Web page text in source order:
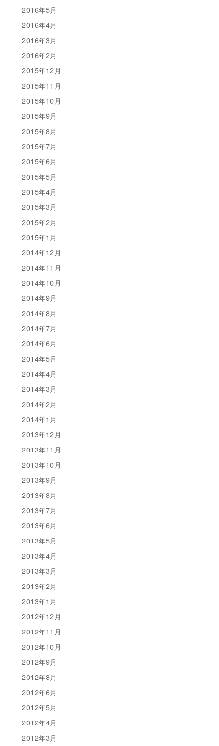
2016年5月
2016年4月
2016年3月
2016年2月
2015年12月
2015年11月
2015年10月
2015年9月
2015年8月
2015年7月
2015年6月
2015年5月
2015年4月
2015年3月
2015年2月
2015年1月
2014年12月
2014年11月
2014年10月
2014年9月
2014年8月
2014年7月
2014年6月
2014年5月
2014年4月
2014年3月
2014年2月
2014年1月
2013年12月
2013年11月
2013年10月
2013年9月
2013年8月
2013年7月
2013年6月
2013年5月
2013年4月
2013年3月
2013年2月
2013年1月
2012年12月
2012年11月
2012年10月
2012年9月
2012年8月
2012年6月
2012年5月
2012年4月
2012年3月